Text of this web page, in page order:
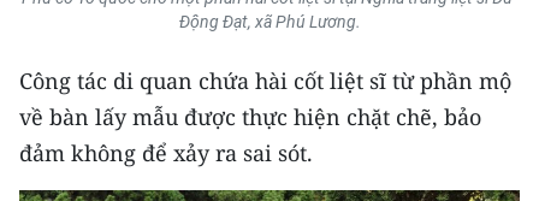
Động Đạt, xã Phú Lương.
Công tác di quan chứa hài cốt liệt sĩ từ phần mộ
về bàn lấy mẫu được thực hiện chặt chẽ, bảo
đảm không để xảy ra sai sót.